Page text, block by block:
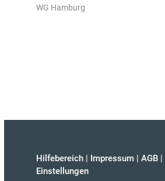
WG Hamburg
Hilfebereich | Impressum | AGB |
Einstellungen